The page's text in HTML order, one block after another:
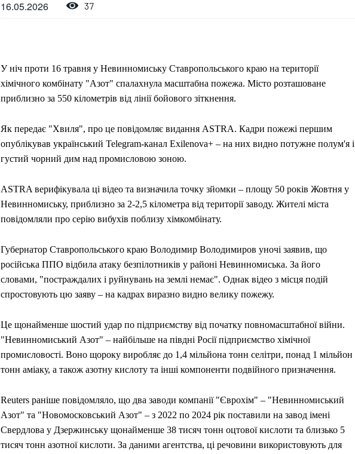
16.05.2026 37
У ніч проти 16 травня у Невинномиську Ставропольського краю на території
хімічного комбінату "Азот" спалахнула масштабна пожежа. Місто розташоване
приблизно за 550 кілометрів від лінії бойового зіткнення.
Як передає "Хвиля", про це повідомляє видання ASTRA. Кадри пожежі першим
опублікував український Telegram-канал Exilenova+ – на них видно потужне полум'я і
густий чорний дим над промисловою зоною.
ASTRA верифікувала ці відео та визначила точку зйомки – площу 50 років Жовтня у
Невинномиську, приблизно за 2-2,5 кілометра від території заводу. Жителі міста
повідомляли про серію вибухів поблизу хімкомбінату.
Губернатор Ставропольського краю Володимир Володимиров уночі заявив, що
російська ППО відбила атаку безпілотників у районі Невинномиська. За його
словами, "постраждалих і руйнувань на землі немає". Однак відео з місця подій
спростовують цю заяву – на кадрах виразно видно велику пожежу.
Це щонайменше шостий удар по підприємству від початку повномасштабної війни.
"Невинномиський Азот" – найбільше на півдні Росії підприємство хімічної
промисловості. Воно щороку виробляє до 1,4 мільйона тонн селітри, понад 1 мільйон
тонн аміаку, а також азотну кислоту та інші компоненти подвійного призначення.
Reuters раніше повідомляло, що два заводи компанії "Єврохім" – "Невинномиський
Азот" та "Новомосковський Азот" – з 2022 по 2024 рік поставили на завод імені
Свердлова у Дзержинську щонайменше 38 тисяч тонн оцтової кислоти та близько 5
тисяч тонн азотної кислоти. За даними агентства, ці речовини використовують для